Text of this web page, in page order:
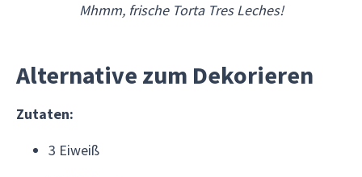
Mhmm, frische Torta Tres Leches!
Alternative zum Dekorieren
Zutaten:
3 Eiweiß